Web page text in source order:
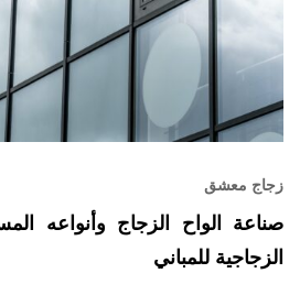
زجاج معشق
صناعة الواح الزجاج وأنواعه
الزجاجية للمباني